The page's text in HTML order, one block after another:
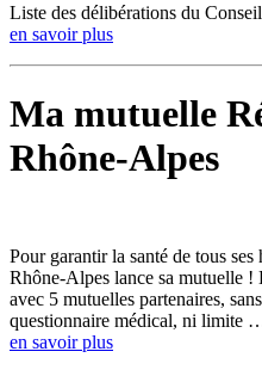
Liste des délibérations du
en savoir plus
Ma mutuelle
Rhône-Alpes
Pour garantir la santé de tous
Rhône-Alpes lance sa mutuelle !
avec 5 mutuelles partenaires,
questionnaire médical, ni limite
en savoir plus